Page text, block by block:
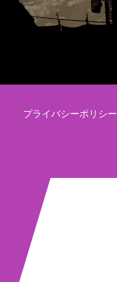
プライバシーポリシー